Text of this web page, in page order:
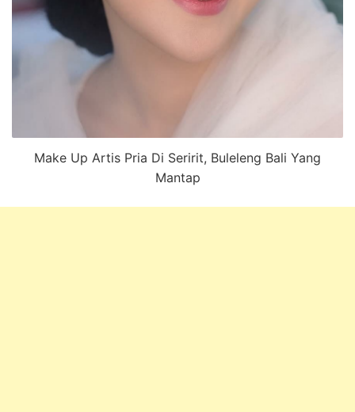
Make Up Artis Pria Di Seririt, Buleleng Bali Yang
Mantap